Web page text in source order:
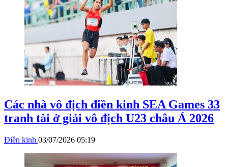
Các nhà vô địch điền kinh SEA Games 33
tranh tài ở giải vô địch U23 châu Á 2026
Điền kinh 03/07/2026 05:19